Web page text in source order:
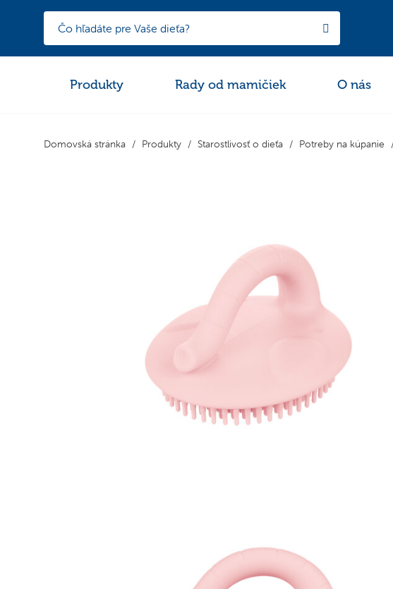
Produkty Rady od mamičiek O nás
Domovská stránka Produkty Starostlivosť o dieťa Potreby na kúpanie